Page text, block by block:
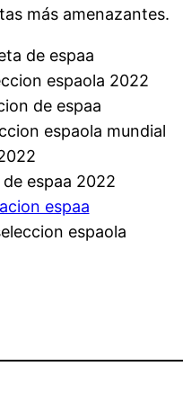
más amenazantes.